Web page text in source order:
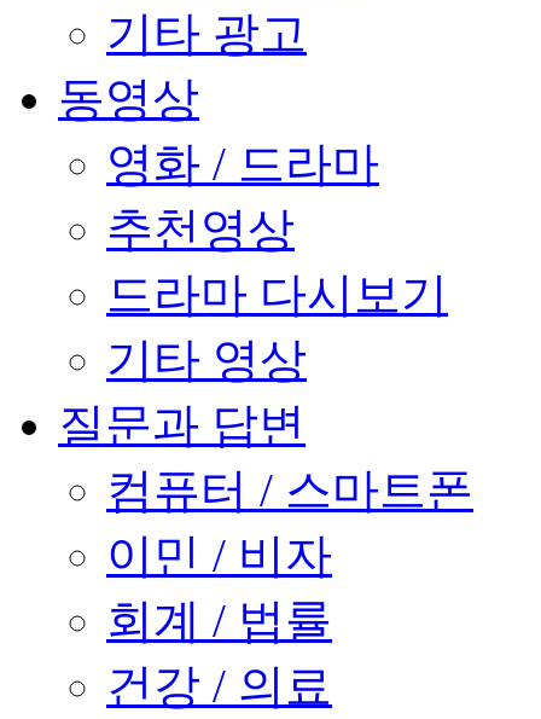
기타 광고
동영상
영화 / 드라마
추천영상
드라마 다시보기
기타 영상
질문과 답변
컴퓨터 / 스마트폰
이민 / 비자
회계 / 법률
건강 / 의료